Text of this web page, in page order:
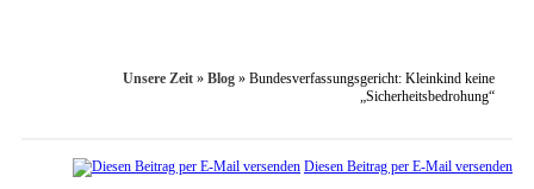
Unsere Zeit » Blog » Bundesverfassungsgericht: Kleinkind keine
„Sicherheitsbedrohung“
Diesen Beitrag per E-Mail versenden